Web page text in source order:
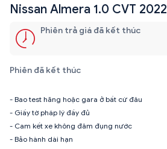
Nissan Almera 1.0 CVT 2022
Phiên trả giá đã kết thúc
Phiên đã kết thúc
- Bao test hãng hoặc gara ở bất cứ đâu
- Giấy tờ pháp lý đầy đủ
- Cam kết xe không đâm đụng nước
- Bảo hành dài hạn